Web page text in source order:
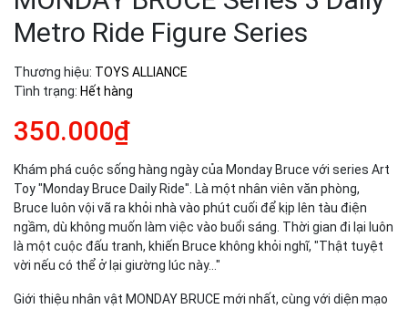
Metro Ride Figure Series
Thương hiệu: TOYS ALLIANCE
Tình trạng: Hết hàng
350.000₫
Khám phá cuộc sống hàng ngày của Monday Bruce với series Art
Toy "Monday Bruce Daily Ride". Là một nhân viên văn phòng,
Bruce luôn vội vã ra khỏi nhà vào phút cuối để kịp lên tàu điện
ngầm, dù không muốn làm việc vào buổi sáng. Thời gian đi lại luôn
là một cuộc đấu tranh, khiến Bruce không khỏi nghĩ, "Thật tuyệt
vời nếu có thể ở lại giường lúc này..."
Giới thiệu nhân vật MONDAY BRUCE mới nhất, cùng với diện mạo